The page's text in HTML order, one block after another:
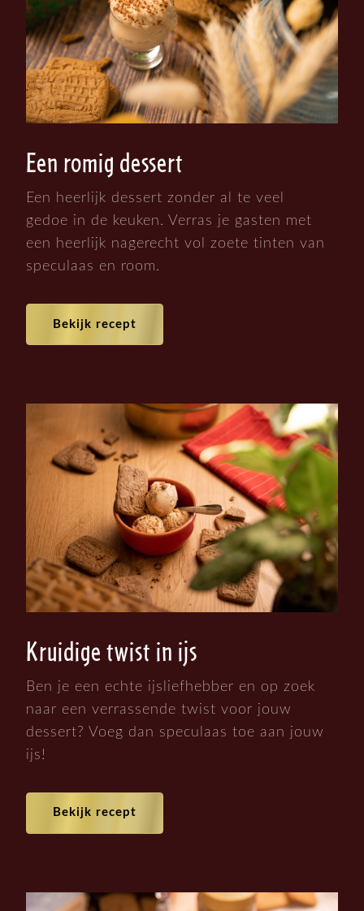
Een romig dessert
Een heerlijk dessert zonder al te veel
gedoe in de keuken. Verras je gasten met
een heerlijk nagerecht vol zoete tinten van
speculaas en room.
Bekijk recept
Kruidige twist in ijs
Ben je een echte ijsliefhebber en op zoek
naar een verrassende twist voor jouw
dessert? Voeg dan speculaas toe aan jouw
ijs!
Bekijk recept